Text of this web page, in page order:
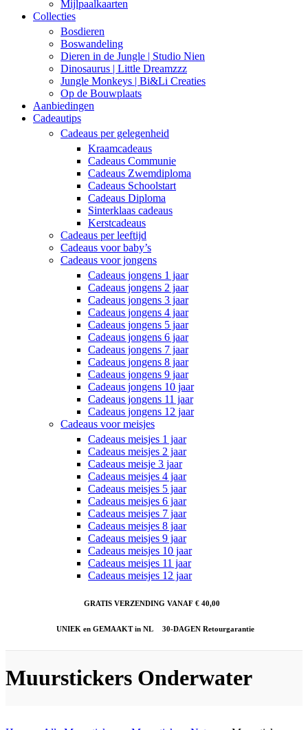
Mijlpaalkaarten
Collecties
Bosdieren
Boswandeling
Dieren in de Jungle | Studio Nien
Dinosaurus | Little Dreamzzz
Jungle Monkeys | Bi&Li Creaties
Op de Bouwplaats
Aanbiedingen
Cadeautips
Cadeaus per gelegenheid
Kraamcadeaus
Cadeaus Communie
Cadeaus Zwemdiploma
Cadeaus Schoolstart
Cadeaus Diploma
Sinterklaas cadeaus
Kerstcadeaus
Cadeaus per leeftijd
Cadeaus voor baby’s
Cadeaus voor jongens
Cadeaus jongens 1 jaar
Cadeaus jongens 2 jaar
Cadeaus jongens 3 jaar
Cadeaus jongens 4 jaar
Cadeaus jongens 5 jaar
Cadeaus jongens 6 jaar
Cadeaus jongens 7 jaar
Cadeaus jongens 8 jaar
Cadeaus jongens 9 jaar
Cadeaus jongens 10 jaar
Cadeaus jongens 11 jaar
Cadeaus jongens 12 jaar
Cadeaus voor meisjes
Cadeaus meisjes 1 jaar
Cadeaus meisjes 2 jaar
Cadeaus meisje 3 jaar
Cadeaus meisjes 4 jaar
Cadeaus meisjes 5 jaar
Cadeaus meisjes 6 jaar
Cadeaus meisjes 7 jaar
Cadeaus meisjes 8 jaar
Cadeaus meisjes 9 jaar
Cadeaus meisjes 10 jaar
Cadeaus meisjes 11 jaar
Cadeaus meisjes 12 jaar
GRATIS VERZENDING VANAF € 40,00
UNIEK en GEMAAKT in NL 30-DAGEN Retourgarantie
Muurstickers Onderwater